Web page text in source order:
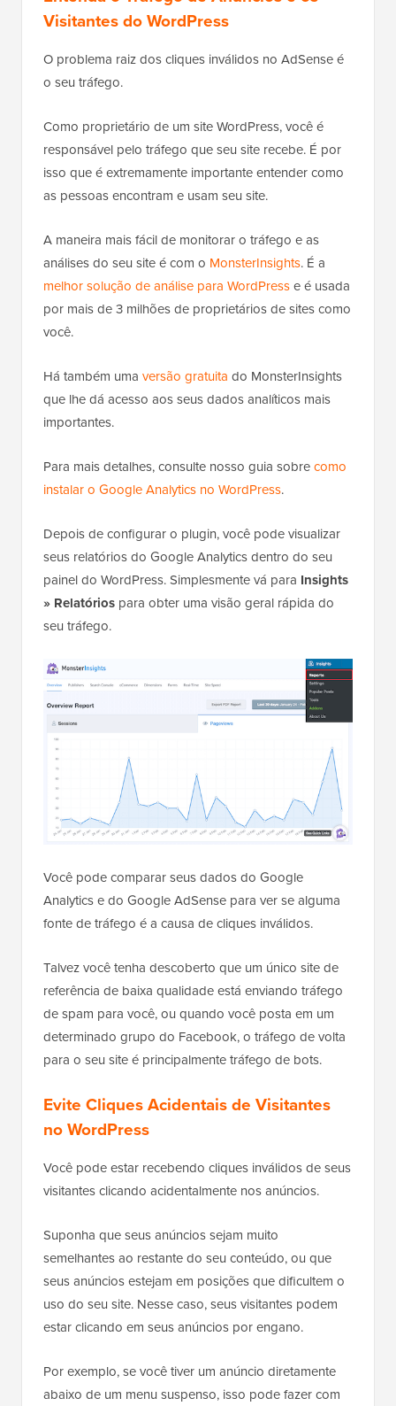
Visitantes do WordPress
O problema raiz dos cliques inválidos no AdSense é
o seu tráfego.
Como proprietário de um site WordPress, você é
responsável pelo tráfego que seu site recebe. É por
isso que é extremamente importante entender como
as pessoas encontram e usam seu site.
A maneira mais fácil de monitorar o tráfego e as
análises do seu site é com o MonsterInsights. É a
melhor solução de análise para WordPresse é usada
por mais de 3 milhões de proprietários de sites como
você.
Há também uma versão gratuita do MonsterInsights
que lhe dá acesso aos seus dados analíticos mais
importantes.
Para mais detalhes, consulte nosso guia sobrecomo
instalar o Google Analytics no WordPress.
Depois de configurar o plugin, você pode visualizar
seus relatórios do Google Analytics dentro do seu
painel do WordPress. Simplesmente vá para Insights
» Relatórios para obter uma visão geral rápida do
seu tráfego.
Você pode comparar seus dados do Google
Analytics e do Google AdSense para ver se alguma
fonte de tráfego é a causa de cliques inválidos.
Talvez você tenha descoberto que um único site de
referência de baixa qualidade está enviando tráfego
de spam para você, ou quando você posta em um
determinado grupo do Facebook, o tráfego de volta
para o seu site é principalmente tráfego de bots.
Evite Cliques Acidentais de Visitantes
no WordPress
Você pode estar recebendo cliques inválidos de seus
visitantes clicando acidentalmente nos anúncios.
Suponha que seus anúncios sejam muito
semelhantes ao restante do seu conteúdo, ou que
seus anúncios estejam em posições que dificultem o
uso do seu site. Nesse caso, seus visitantes podem
estar clicando em seus anúncios por engano.
Por exemplo, se você tiver um anúncio diretamente
abaixo de um menu suspenso, isso pode fazer com